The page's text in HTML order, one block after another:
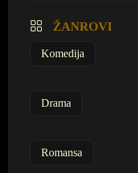
ŽANROVI
Komedija
Drama
Romansa